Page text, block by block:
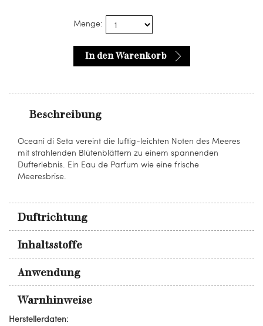
Menge:
In den Warenkorb
Beschreibung
Oceani di Seta vereint die luftig-leichten Noten des Meeres
mit strahlenden Blütenblättern zu einem spannenden
Dufterlebnis. Ein Eau de Parfum wie eine frische
Meeresbrise.
Duftrichtung
Inhaltsstoffe
Anwendung
Warnhinweise
Herstellerdaten: